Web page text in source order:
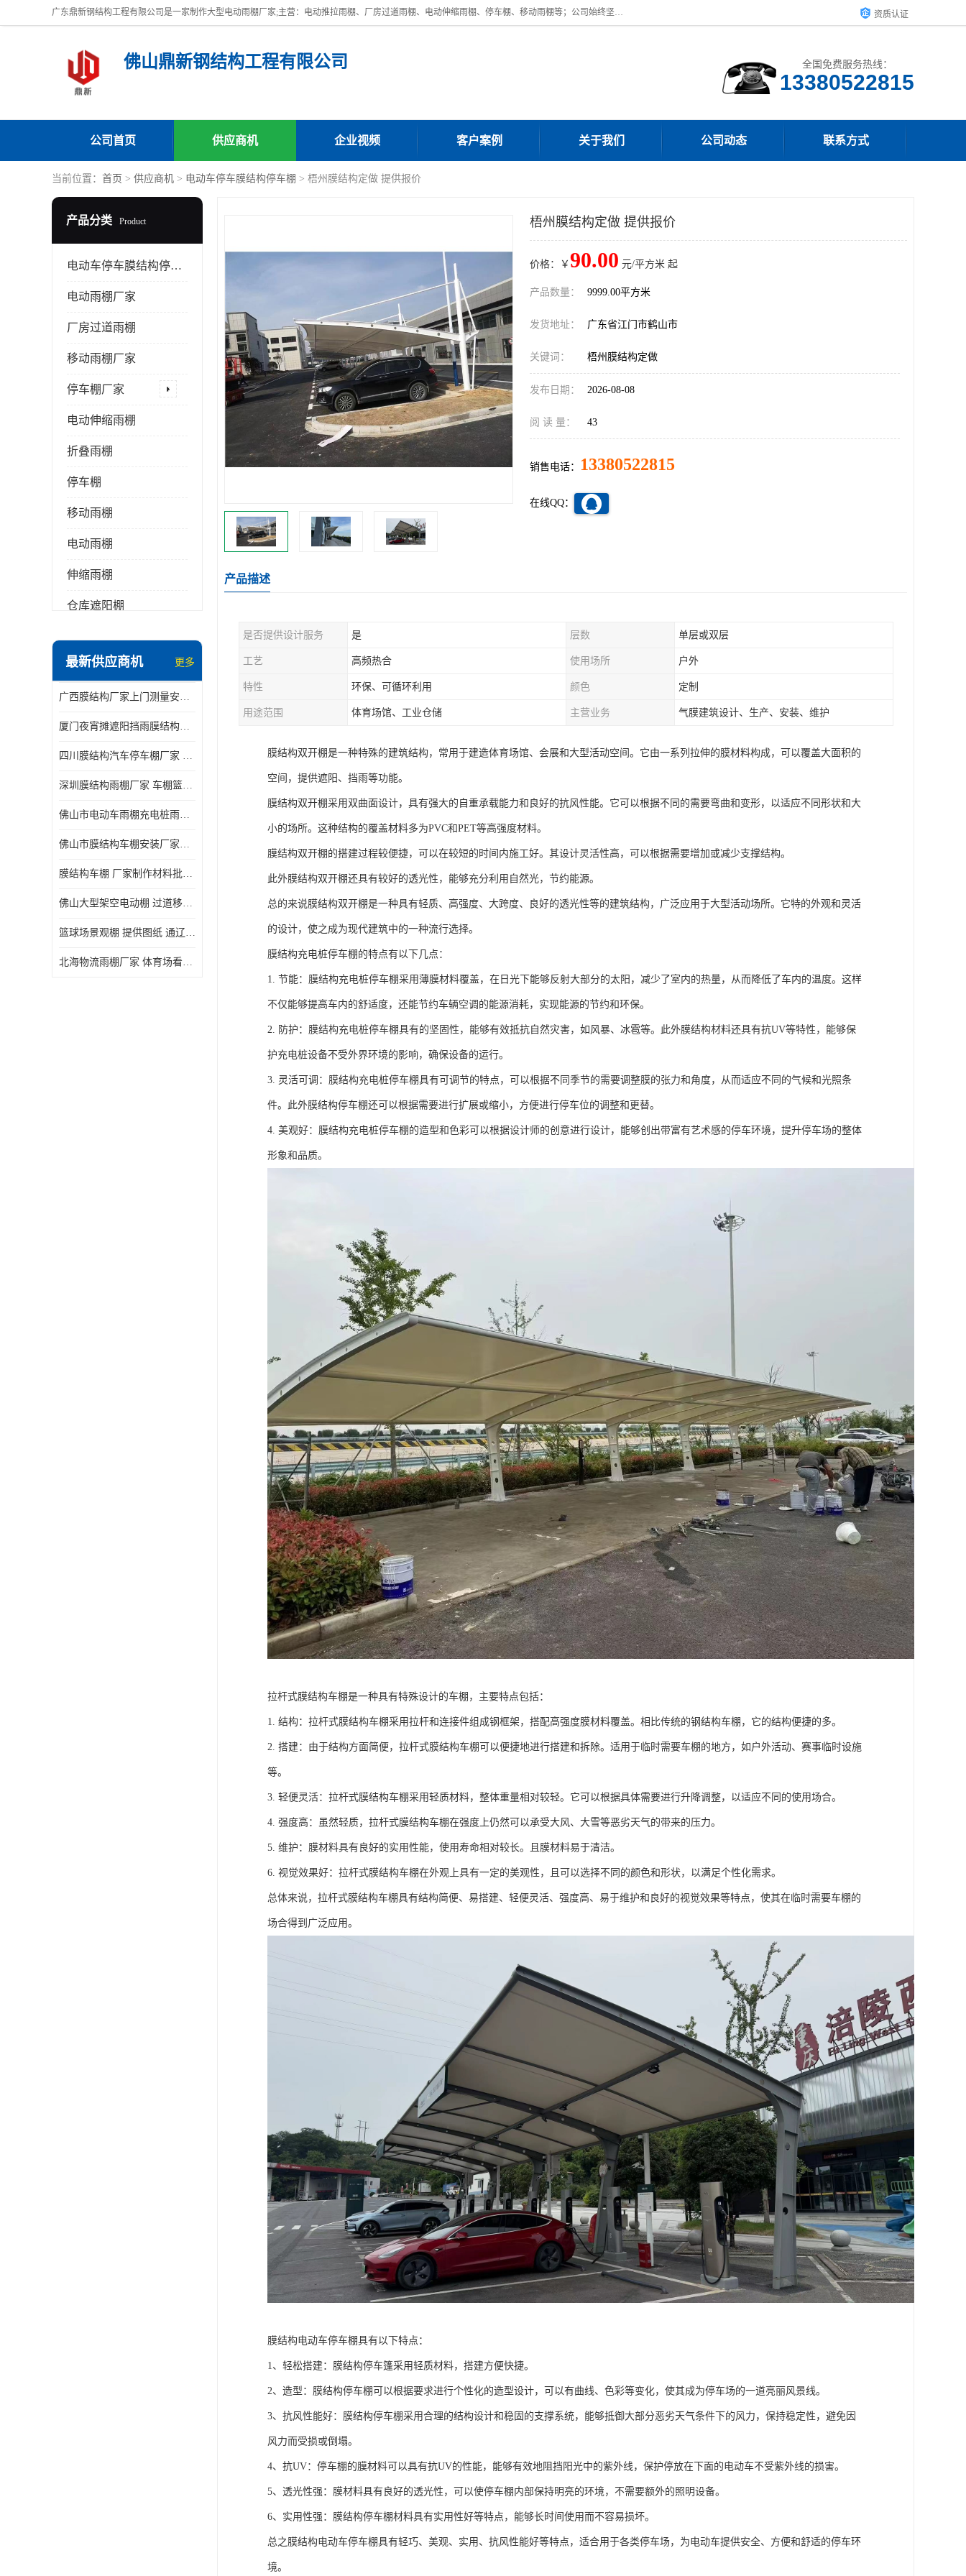
广东鼎新钢结构工程有限公司是一家制作大型电动雨棚厂家;主营：电动推拉雨棚、厂房过道雨棚、电动伸缩雨棚、停车棚、移动雨棚等；公司始终坚持结构创新,品质优越,美观形象,且售后服务好。公司充分吸纳当今休闲用品的前端技术和风格,为您带来质价相宜,时尚典雅的各种户外用品, 资质认证
佛山鼎新钢结构工程有限公司 全国免费服务热线：
13380522815
公司首页 供应商机 企业视频 客户案例 关于我们 公司动态 联系方式
当前位置： 首页 > 供应商机 > 电动车停车膜结构停车棚 > 梧州膜结构定做 提供报价
产品分类 Product
电动车停车膜结构停车棚
电动雨棚厂家
厂房过道雨棚
移动雨棚厂家
停车棚厂家
电动伸缩雨棚
折叠雨棚
停车棚
移动雨棚
电动雨棚
伸缩雨棚
仓库遮阳棚
电动推拉雨棚
膜结构停景观棚
最新供应商机 更多
广西膜结构厂家上门测量安装发货，厂家发货没有差价
厦门夜宵摊遮阳挡雨膜结构雨棚设计 上门测量 款式多
四川膜结构汽车停车棚厂家 款式多 提供报价
深圳膜结构雨棚厂家 车棚篮球场体育看台 规格多样
佛山市电动车雨棚充电桩雨棚小区电动车棚
佛山市膜结构车棚安装厂家发货安装
膜结构车棚 厂家制作材料批发安装一体式工厂
佛山大型架空电动棚 过道移动雨蓬 屋轨道悬空棚免费测量
篮球场景观棚 提供图纸 通辽膜结构厂家
北海物流雨棚厂家 体育场看台雨棚 价格优惠
梧州膜结构定做 提供报价
价格：￥ 90.00 元/平方米 起
产品数量： 9999.00平方米
发货地址： 广东省江门市鹤山市
关键词： 梧州膜结构定做
发布日期： 2026-08-08
阅 读 量： 43
销售电话： 13380522815
在线QQ：
产品描述
是否提供设计服务 是 层数 单层或双层
工艺 高频热合 使用场所 户外
特性 环保、可循环利用 颜色 定制
用途范围 体育场馆、工业仓储 主营业务 气膜建筑设计、生产、安装、维护
膜结构双开棚是一种特殊的建筑结构，常用于建造体育场馆、会展和大型活动空间。它由一系列拉伸的膜材料构成，可以覆盖大面积的
空间，提供遮阳、挡雨等功能。
膜结构双开棚采用双曲面设计，具有强大的自重承载能力和良好的抗风性能。它可以根据不同的需要弯曲和变形，以适应不同形状和大
小的场所。这种结构的覆盖材料多为PVC和PET等高强度材料。
膜结构双开棚的搭建过程较便捷，可以在较短的时间内施工好。其设计灵活性高，可以根据需要增加或减少支撑结构。
此外膜结构双开棚还具有较好的透光性，能够充分利用自然光，节约能源。
总的来说膜结构双开棚是一种具有轻质、高强度、大跨度、良好的透光性等的建筑结构，广泛应用于大型活动场所。它特的外观和灵活
的设计，使之成为现代建筑中的一种流行选择。
膜结构充电桩停车棚的特点有以下几点：
1. 节能：膜结构充电桩停车棚采用薄膜材料覆盖，在日光下能够反射大部分的太阳，减少了室内的热量，从而降低了车内的温度。这样
不仅能够提高车内的舒适度，还能节约车辆空调的能源消耗，实现能源的节约和环保。
2. 防护：膜结构充电桩停车棚具有的坚固性，能够有效抵抗自然灾害，如风暴、冰雹等。此外膜结构材料还具有抗UV等特性，能够保
护充电桩设备不受外界环境的影响，确保设备的运行。
3. 灵活可调：膜结构充电桩停车棚具有可调节的特点，可以根据不同季节的需要调整膜的张力和角度，从而适应不同的气候和光照条
件。此外膜结构停车棚还可以根据需要进行扩展或缩小，方便进行停车位的调整和更替。
4. 美观好：膜结构充电桩停车棚的造型和色彩可以根据设计师的创意进行设计，能够创出带富有艺术感的停车环境，提升停车场的整体
形象和品质。
拉杆式膜结构车棚是一种具有特殊设计的车棚，主要特点包括：
1. 结构：拉杆式膜结构车棚采用拉杆和连接件组成钢框架，搭配高强度膜材料覆盖。相比传统的钢结构车棚，它的结构便捷的多。
2. 搭建：由于结构方面简便，拉杆式膜结构车棚可以便捷地进行搭建和拆除。适用于临时需要车棚的地方，如户外活动、赛事临时设施
等。
3. 轻便灵活：拉杆式膜结构车棚采用轻质材料，整体重量相对较轻。它可以根据具体需要进行升降调整，以适应不同的使用场合。
4. 强度高：虽然轻质，拉杆式膜结构车棚在强度上仍然可以承受大风、大雪等恶劣天气的带来的压力。
5. 维护：膜材料具有良好的实用性能，使用寿命相对较长。且膜材料易于清洁。
6. 视觉效果好：拉杆式膜结构车棚在外观上具有一定的美观性，且可以选择不同的颜色和形状，以满足个性化需求。
总体来说，拉杆式膜结构车棚具有结构简便、易搭建、轻便灵活、强度高、易于维护和良好的视觉效果等特点，使其在临时需要车棚的
场合得到广泛应用。
膜结构电动车停车棚具有以下特点：
1、轻松搭建：膜结构停车篷采用轻质材料，搭建方便快捷。
2、造型：膜结构停车棚可以根据要求进行个性化的造型设计，可以有曲线、色彩等变化，使其成为停车场的一道亮丽风景线。
3、抗风性能好：膜结构停车棚采用合理的结构设计和稳固的支撑系统，能够抵御大部分恶劣天气条件下的风力，保持稳定性，避免因
风力而受损或倒塌。
4、抗UV：停车棚的膜材料可以具有抗UV的性能，能够有效地阻挡阳光中的紫外线，保护停放在下面的电动车不受紫外线的损害。
5、透光性强：膜材料具有良好的透光性，可以使停车棚内部保持明亮的环境，不需要额外的照明设备。
6、实用性强：膜结构停车棚材料具有实用性好等特点，能够长时间使用而不容易损坏。
总之膜结构电动车停车棚具有轻巧、美观、实用、抗风性能好等特点，适合用于各类停车场，为电动车提供安全、方便和舒适的停车环
境。